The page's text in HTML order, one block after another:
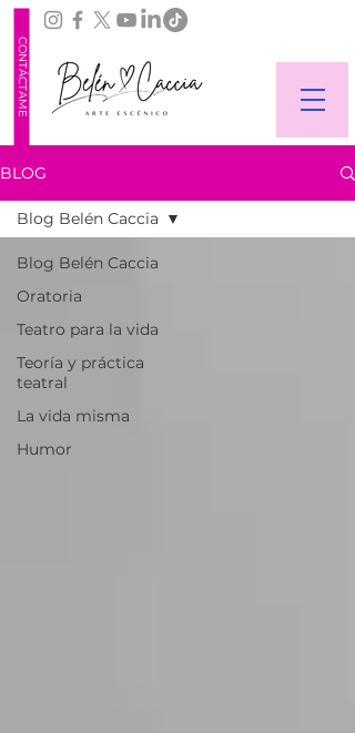
CONTÁCTAME
BLOG
Blog Belén Caccia
Oratoria
Teatro para la vida
Teoría y práctica
teatral
La vida misma
Humor
Blog Belén Caccia